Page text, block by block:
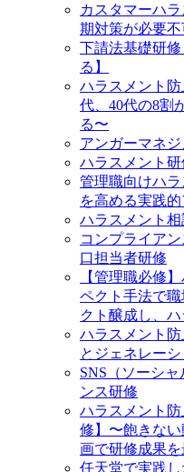
カスタマーハ
期対策が必要不
下請法基礎研
る】
ハラスメント
代、40代の8割
る〜
アンガーマネ
ハラスメント研
管理職向けハ
を高める実践
ハラスメント
コンプライア
口担当者研修
【管理職必修
ペクト手法で
クト醸成し、
ハラスメント
とジェネレーシ
SNS（ソーシ
ンス研修
ハラスメント
修】〜飽きな
画で研修成果
任天堂で実践